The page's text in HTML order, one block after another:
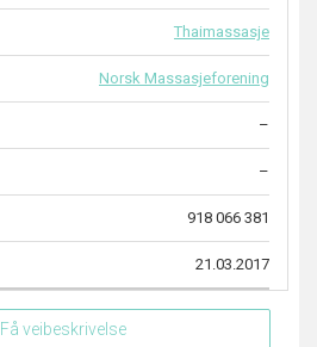
Thaimassasje
Norsk Massasjeforening
–
–
918 066 381
21.03.2017
Få veibeskrivelse